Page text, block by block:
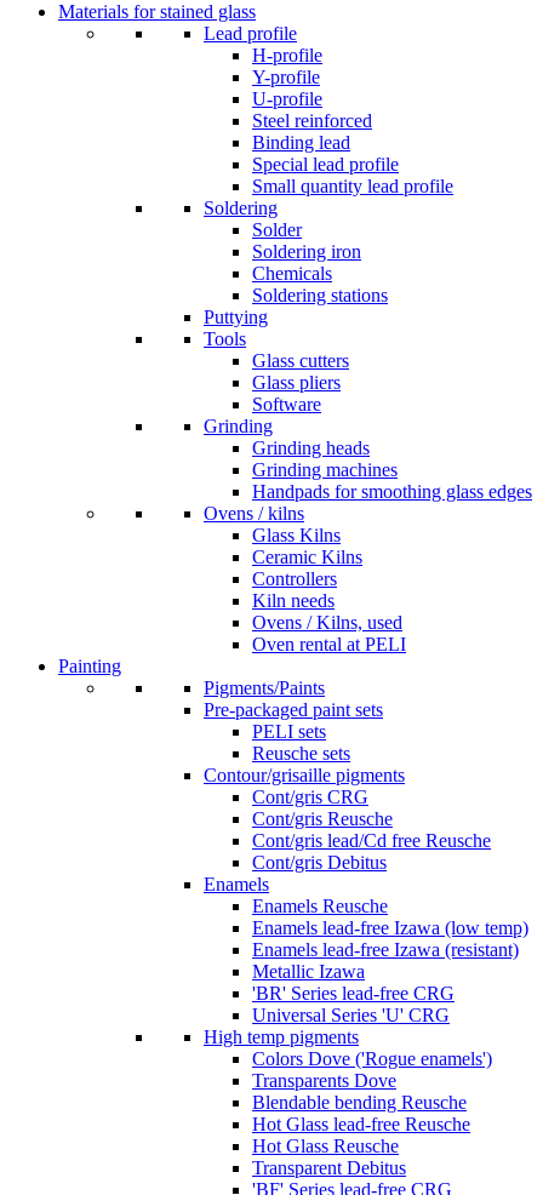
Materials for stained glass
Lead profile
H-profile
Y-profile
U-profile
Steel reinforced
Binding lead
Special lead profile
Small quantity lead profile
Soldering
Solder
Soldering iron
Chemicals
Soldering stations
Puttying
Tools
Glass cutters
Glass pliers
Software
Grinding
Grinding heads
Grinding machines
Handpads for smoothing glass edges
Ovens / kilns
Glass Kilns
Ceramic Kilns
Controllers
Kiln needs
Ovens / Kilns, used
Oven rental at PELI
Painting
Pigments/Paints
Pre-packaged paint sets
PELI sets
Reusche sets
Contour/grisaille pigments
Cont/gris CRG
Cont/gris Reusche
Cont/gris lead/Cd free Reusche
Cont/gris Debitus
Enamels
Enamels Reusche
Enamels lead-free Izawa (low temp)
Enamels lead-free Izawa (resistant)
Metallic Izawa
'BR' Series lead-free CRG
Universal Series 'U' CRG
High temp pigments
Colors Dove ('Rogue enamels')
Transparents Dove
Blendable bending Reusche
Hot Glass lead-free Reusche
Hot Glass Reusche
Transparent Debitus
'BF' Series lead-free CRG